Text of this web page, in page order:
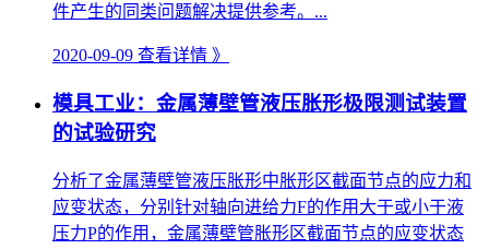
件产生的同类问题解决提供参考。...
2020-09-09 查看详情 》
模具工业：金属薄壁管液压胀形极限测试装置
的试验研究
分析了金属薄壁管液压胀形中胀形区截面节点的应力和
应变状态，分别针对轴向进给力F的作用大于或小于液
压力P的作用，金属薄壁管胀形区截面节点的应变状态